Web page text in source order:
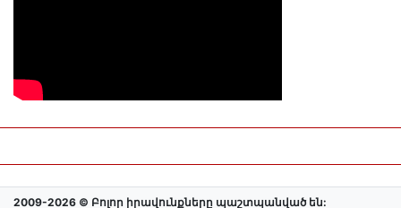
2009-2026 © Բոլոր իրավունքները պաշտպանված են: